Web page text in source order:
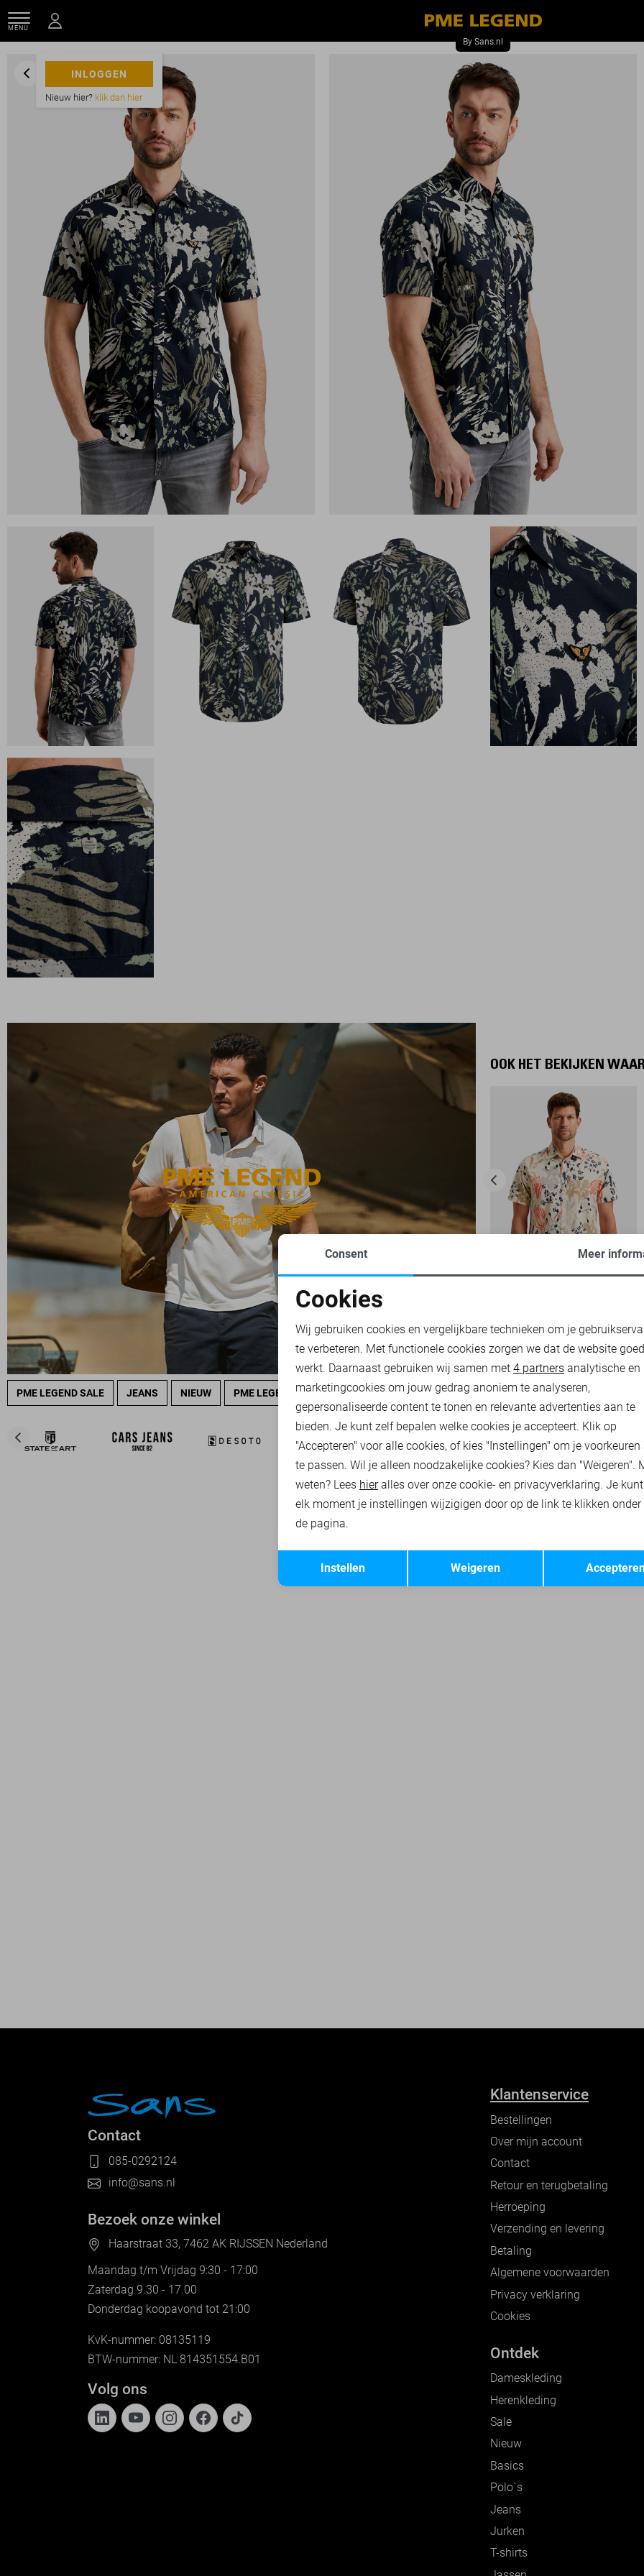
MENU
INLOGGEN
Nieuw hier? klik dan hier
OOK HET BEKIJKEN
69,99
PME LEGEND SALE JEANS NIEUW PME LEGEND OVERHEMDEN PME LEGEND T-SHIRTS PME LEGEND POLO`S
Contact
085-0292124
info@sans.nl
Bezoek onze winkel
Haarstraat 33, 7462 AK RIJSSEN Nederland
Maandag t/m Vrijdag 9:30 - 17:00
Zaterdag 9.30 - 17.00
Donderdag koopavond tot 21:00
KvK-nummer: 08135119
BTW-nummer: NL 814351554.B01
Volg ons
Klantenservice
Bestellingen
Over mijn account
Contact
Retour en terugbetaling
Herroeping
Verzending en levering
Betaling
Algemene voorwaarden
Privacy verklaring
Cookies
Ontdek
Dameskleding
Herenkleding
Sale
Nieuw
Basics
Polo`s
Jeans
Jurken
T-shirts
Noodzakelijke cookies
Analytische cookies Marketing cookies
Opslaan
Consent Meer
Cookies
Wij gebruiken cookies en vergelijkbare technieken om je
te verbeteren. Met functionele cookies zorgen we dat de website goed
werkt. Daarnaast gebruiken wij samen met 4 partners analytische en
marketingcookies om jouw gedrag anoniem te analyseren,
gepersonaliseerde content te tonen en relevante advertenties aan te
bieden. Je kunt zelf bepalen welke cookies je accepteert. Klik op
"Accepteren" voor alle cookies, of kies "Instellingen" om je voorkeuren
te passen. Wil je alleen noodzakelijke cookies? Kies dan "Weigeren".
weten? Lees hieralles over onze cookie- en privacyverklaring. Je
elk moment je instellingen wijzigigen door op de link te klikken onder
de pagina.
Weigeren
Instellen